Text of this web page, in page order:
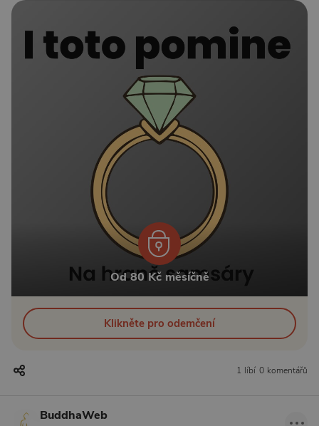
Od 80 Kč měsíčně
Klikněte pro odemčení
1 líbí 0 komentářů
BuddhaWeb